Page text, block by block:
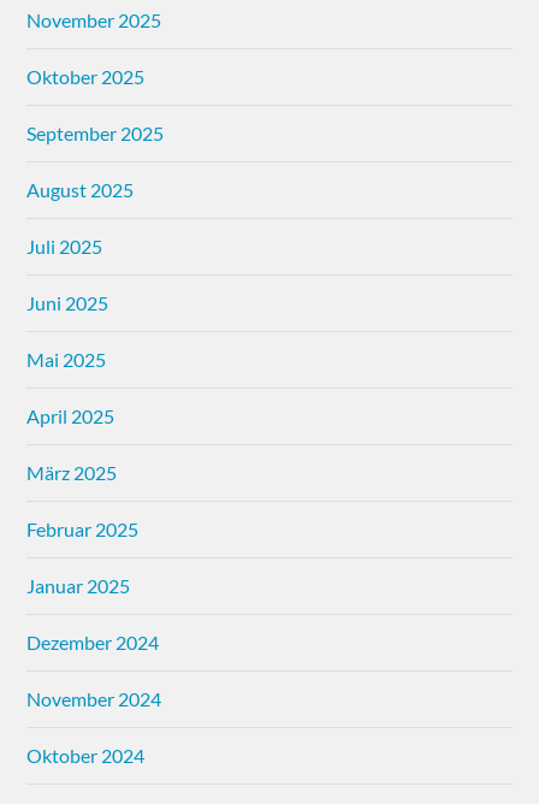
November 2025
Oktober 2025
September 2025
August 2025
Juli 2025
Juni 2025
Mai 2025
April 2025
März 2025
Februar 2025
Januar 2025
Dezember 2024
November 2024
Oktober 2024